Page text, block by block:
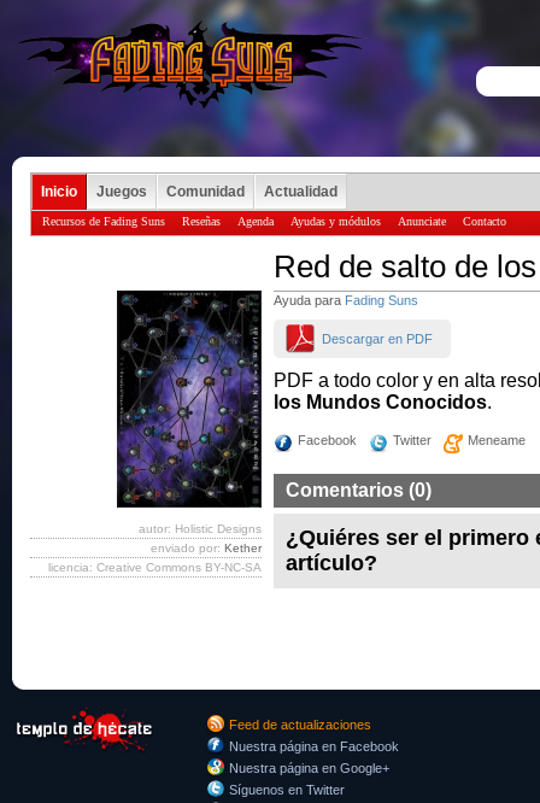
Inicio Juegos Comunidad Actualidad
Recursos de Fading Suns Reseñas Agenda Ayudas y módulos Anunciate Contacto
Red de salto de
Ayuda para Fading Suns
Descargar en PDF
PDF a todo color y en alta
los Mundos Conocidos.
Facebook Twitter Meneame
Comentarios (0)
¿Quiéres ser el primero
artículo?
autor: Holistic Designs
enviado por: Kether
licencia: Creative Commons BY-NC-SA
Feed de actualizaciones
Nuestra página en Facebook
Nuestra página en Google+
Síguenos en Twitter